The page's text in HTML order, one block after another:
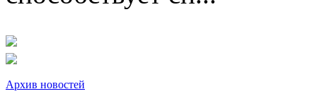
Архив новостей